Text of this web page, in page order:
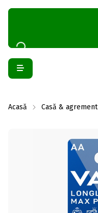
Acasă Casă & agrement